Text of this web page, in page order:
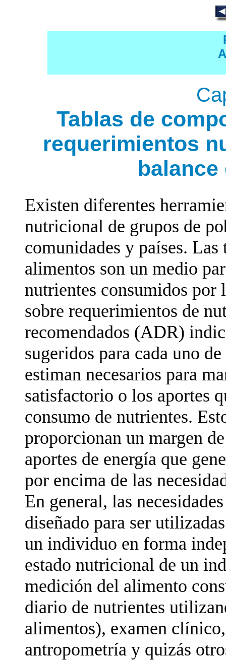
Tablas de
requerimientos
Existen diferentes
nutricional de grupos de
comunidades y países.
alimentos son un medio
nutrientes consumidos por
sobre requerimientos de
recomendados (ADR)
sugeridos para cada uno
estiman necesarios para
satisfactorio o los aportes
consumo de nutrientes.
proporcionan un margen
aportes de energía que
por encima de las
En general, las
diseñado para ser
un individuo en forma
estado nutricional de un
medición del alimento
diario de nutrientes
alimentos), examen
antropometría y quizás